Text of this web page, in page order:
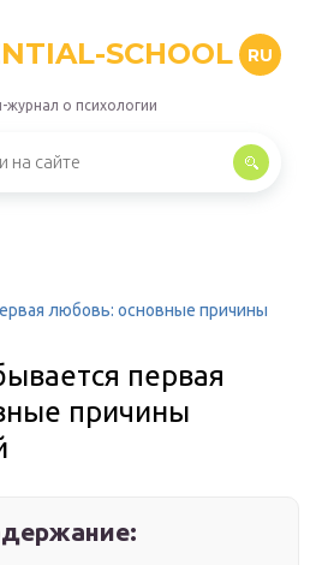
SCHOOL RU
журнал о психологии
любовь: основные причины
первая
причины